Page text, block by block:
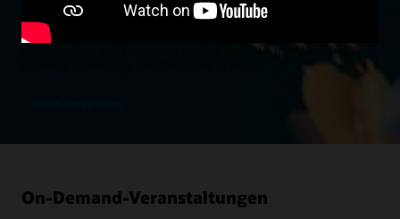
The "AI Changes Everything" video series
Watch leaders and innovators explore how AI is transforming
On-Demand-Veranstaltungen